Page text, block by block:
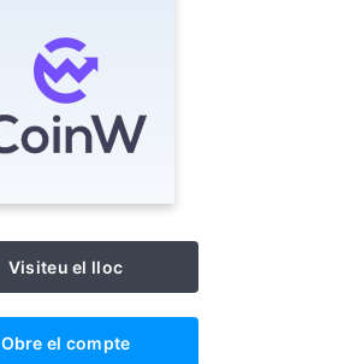
Visiteu el lloc
Obre el compte